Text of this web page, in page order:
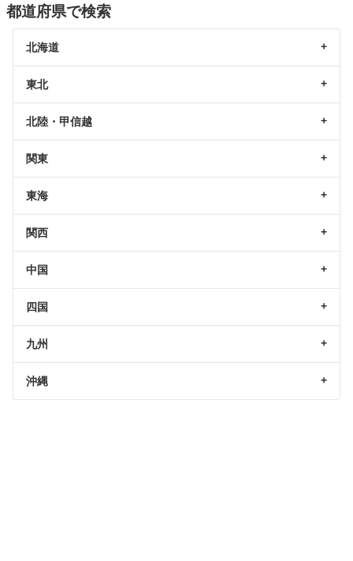
都道府県で検索
北海道
東北
北陸・甲信越
関東
東海
関西
中国
四国
九州
沖縄